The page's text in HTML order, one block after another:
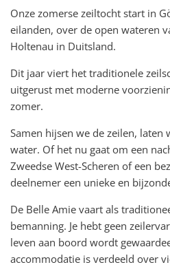
Onze zomerse zeiltocht start in
eilanden, over de open wateren
Holtenau in Duitsland.
Dit jaar viert het traditionele
uitgerust met moderne
zomer.
Samen hijsen we de zeilen, laten
water. Of het nu gaat om een
Zweedse West-Scheren of een
deelnemer een unieke en
De Belle Amie vaart als
bemanning. Je hebt geen
leven aan boord wordt
accommodatie is verdeeld over